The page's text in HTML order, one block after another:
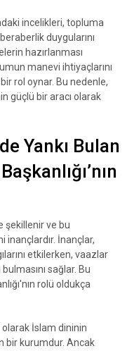
incelikleri, topluma
duygularını
hazırlanması
manevi ihtiyaçlarını
rol oynar. Bu nedenle,
güçlü bir aracı olarak
Yankı Bulan
şekillenir ve bu
İnançlar,
etkilerken, vaazlar
sağlar. Bu
rolü oldukça
olarak İslam dininin
bir kurumdur. Ancak